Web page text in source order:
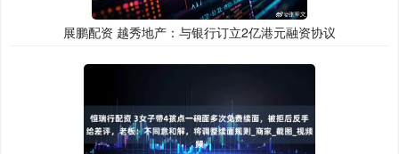
展鹏配资 越秀地产：与银行订立2亿港元融资协议